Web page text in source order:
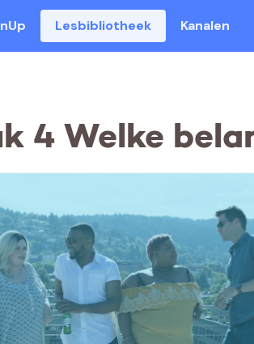
Lesbibliotheek Kanalen
4 Welke